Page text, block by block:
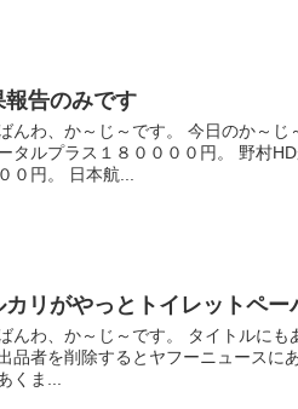
報告のみです
んわ、か～じ～です。 今日のか～
タルプラス１８００００円。 野村
０円。 日本航...
カリがやっとトイレットペ
んわ、か～じ～です。 タイトルに
品者を削除するとヤフーニュースに
くま...